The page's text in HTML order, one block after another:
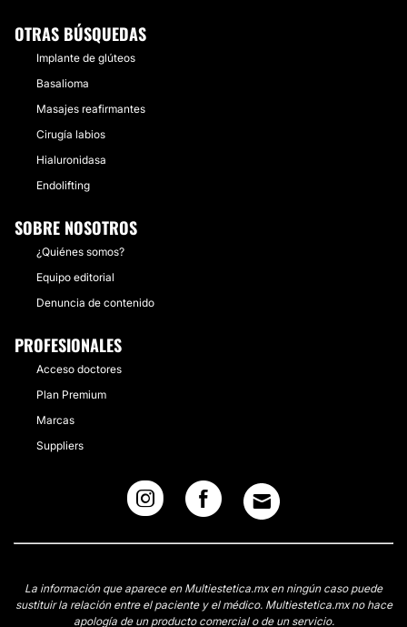
OTRAS BÚSQUEDAS
Implante de glúteos
Basalioma
Masajes reafirmantes
Cirugía labios
Hialuronidasa
Endolifting
SOBRE NOSOTROS
¿Quiénes somos?
Equipo editorial
Denuncia de contenido
PROFESIONALES
Acceso doctores
Plan Premium
Marcas
Suppliers
La información que aparece en Multiestetica.mx en ningún caso puede
sustituir la relación entre el paciente y el médico. Multiestetica.mx no hace
apología de un producto comercial o de un servicio.